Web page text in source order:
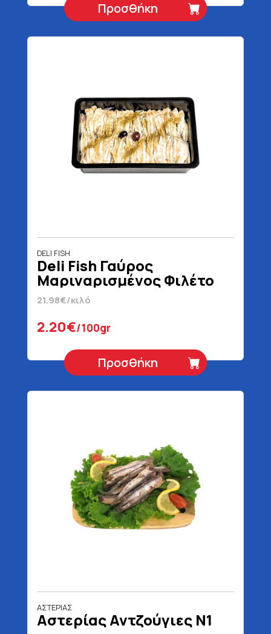
Προσθήκη
DELI FISH
Deli Fish Γαύρος
Μαριναρισμένος Φιλέτο
Σε Ηλιέλαιο
21.98€/κιλό
2.20€/100gr
Προσθήκη
ΑΣΤΕΡΙΑΣ
Αστερίας Αντζούγιες Ν1